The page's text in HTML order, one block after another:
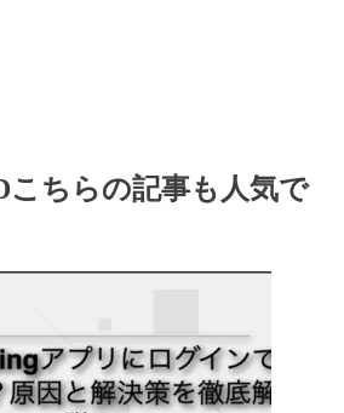
こちらの記事も人気で